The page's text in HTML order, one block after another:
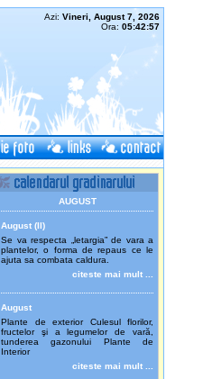
Azi: Vineri, August 7, 2026
Ora: 05:42:57
AUGUST
August (II)
Se va respecta „letargia” de vara a
plantelor, o forma de repaus ce le
ajuta sa combata caldura.
citeste mai mult ...
August
Plante de exterior Culesul florilor,
fructelor şi a legumelor de vară,
tunderea gazonului Plante de
Interior
citeste mai mult ...